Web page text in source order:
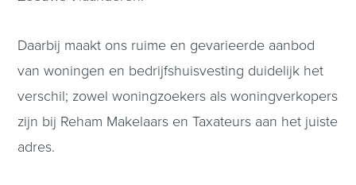
Daarbij maakt ons ruime en gevarieerde aanbod
van woningen en bedrijfshuisvesting duidelijk het
verschil; zowel woningzoekers als woningverkopers
zijn bij Reham Makelaars en Taxateurs aan het juiste
adres.